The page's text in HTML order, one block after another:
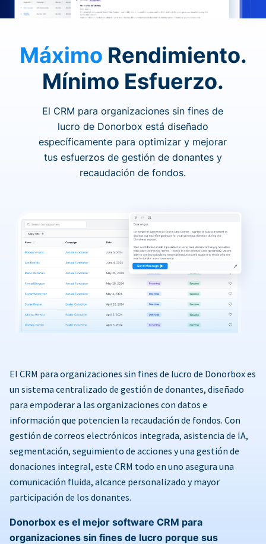
Máximo Rendimiento.
Mínimo Esfuerzo.
El CRM para organizaciones sin fines de
lucro de Donorbox está diseñado
específicamente para optimizar y mejorar
tus esfuerzos de gestión de donantes y
recaudación de fondos.
El CRM para organizaciones sin fines de lucro de Donorbox es
un sistema centralizado de gestión de donantes, diseñado
para empoderar a las organizaciones con datos e
información que potencien la recaudación de fondos. Con
gestión de correos electrónicos integrada, asistencia de IA,
segmentación, seguimiento de acciones y una gestión de
donaciones integral, este CRM todo en uno asegura una
comunicación fluida, alcance personalizado y mayor
participación de los donantes.
Donorbox es el mejor software CRM para
organizaciones sin fines de lucro porque sus